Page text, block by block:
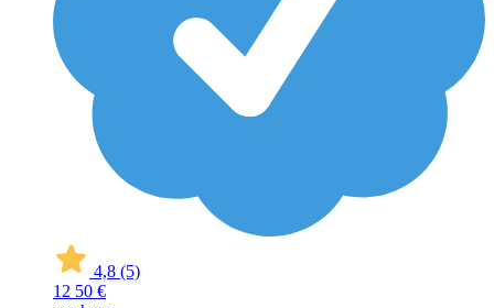
4,8 (5)
12 50 €